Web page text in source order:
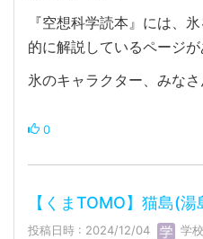
『空想科学読本』には、
的に解説しているページが
氷のキャラクター、みな
0
【くまTOMO】猫島(
投稿日時 : 2024/12/04 学